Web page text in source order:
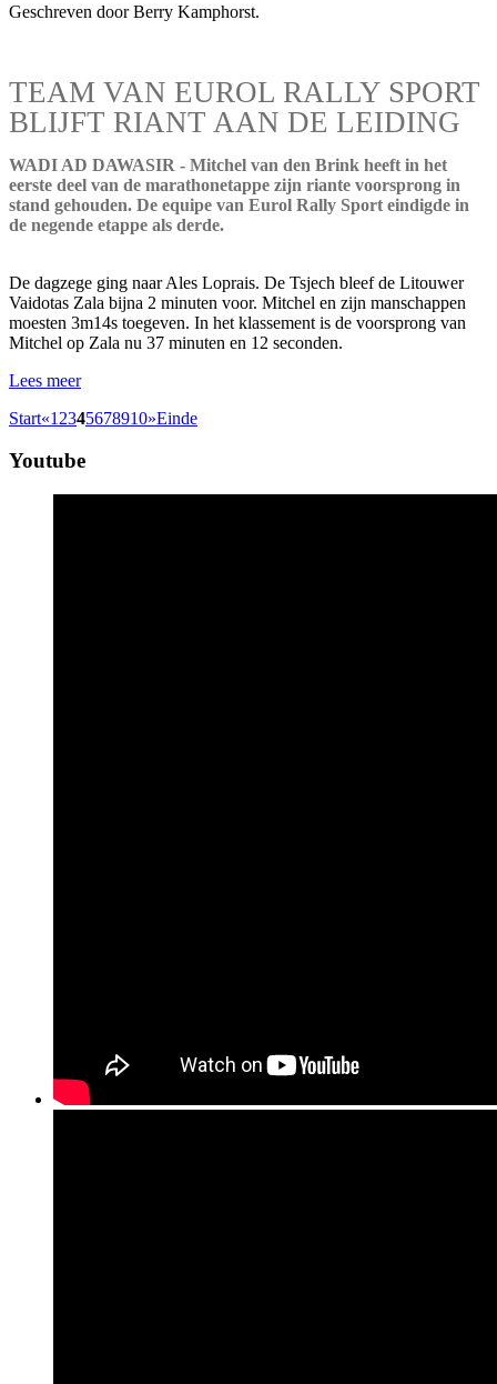
Geschreven door Berry Kamphorst.
TEAM VAN EUROL RALLY SPORT
BLIJFT RIANT AAN DE LEIDING
WADI AD DAWASIR - Mitchel van den Brink heeft in het
eerste deel van de marathonetappe zijn riante voorsprong in
stand gehouden. De equipe van Eurol Rally Sport eindigde in
de negende etappe als derde.
De dagzege ging naar Ales Loprais. De Tsjech bleef de Litouwer
Vaidotas Zala bijna 2 minuten voor. Mitchel en zijn manschappen
moesten 3m14s toegeven. In het klassement is de voorsprong van
Mitchel op Zala nu 37 minuten en 12 seconden.
Lees meer
Start«1 2345678910»Einde
Youtube